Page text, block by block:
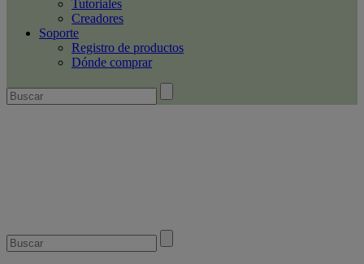
Tutoriales
Creadores
Soporte
Registro de productos
Dónde comprar